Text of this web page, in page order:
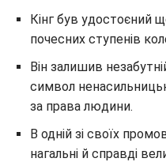
Кінг був удостоєний
почесних ступенів
Він залишив
символ
за права людини.
В одній зі своїх
нагальні й справді